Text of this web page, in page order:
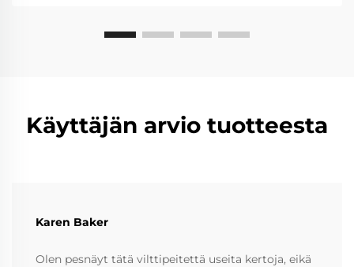
Käyttäjän arvio tuotteesta
Karen Baker
Olen pesnäyt tätä vilttipeitettä useita kertoja, eikä